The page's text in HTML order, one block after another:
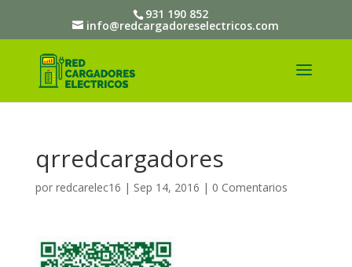
931 190 852
info@redcargadoreselectricos.com
qrredcargadores
por redcarelec16 | Sep 14, 2016 | 0 Comentarios